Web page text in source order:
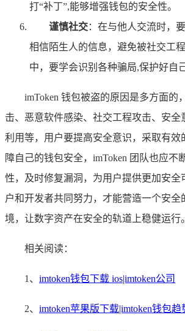
打“补丁”,能够增强钱包的安全性。
谨慎社交：在与他人交流时，
相信陌生人的信息，避免被社交工
中，要学会识别各种骗局,保护好自
imToken 钱包被盗的原因是多方面的
击、恶意软件感染、社交工程攻击、安全
利用等，用户要提高安全意识，采取有效
障自己的钱包安全，imToken 团队也应不
性，及时修复漏洞，为用户提供更加安全
户和开发者共同努力，才能营造一个安全
境，让数字资产在安全的轨道上稳健运行。
相关阅读：
1、 imtoken钱包下载 ios|imtoken公司
2、 imtoken苹果版下载|imtoken钱包趋